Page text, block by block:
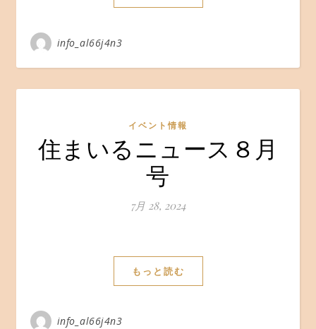
info_al66j4n3
イベント情報
住まいるニュース８月
号
7月 28, 2024
もっと読む
info_al66j4n3